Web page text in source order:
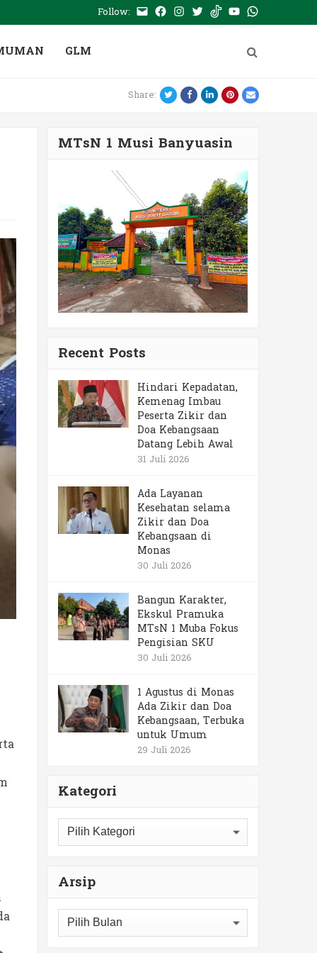
Follow: E- Facebook
Instagram
TwitterTiktokYoutubeWhatsApp
GLM
Share: TwitterFacebookLinkedIn
Pinterest
Email
MTsN 1 Musi Banyuasin
Recent Posts
Hindari Kepadatan,
Kemenag Imbau
Peserta Zikir dan
Doa Kebangsaan
Datang Lebih Awal
31 Juli 2026
Ada Layanan
Kesehatan selama
Zikir dan Doa
Kebangsaan di
Monas
30 Juli 2026
Bangun Karakter,
Ekskul Pramuka
MTsN 1 Muba Fokus
Pengisian SKU
30 Juli 2026
1 Agustus di Monas
Ada Zikir dan Doa
Kebangsaan, Terbuka
untuk Umum
29 Juli 2026
Kategori
Kategori
Arsip
Arsip